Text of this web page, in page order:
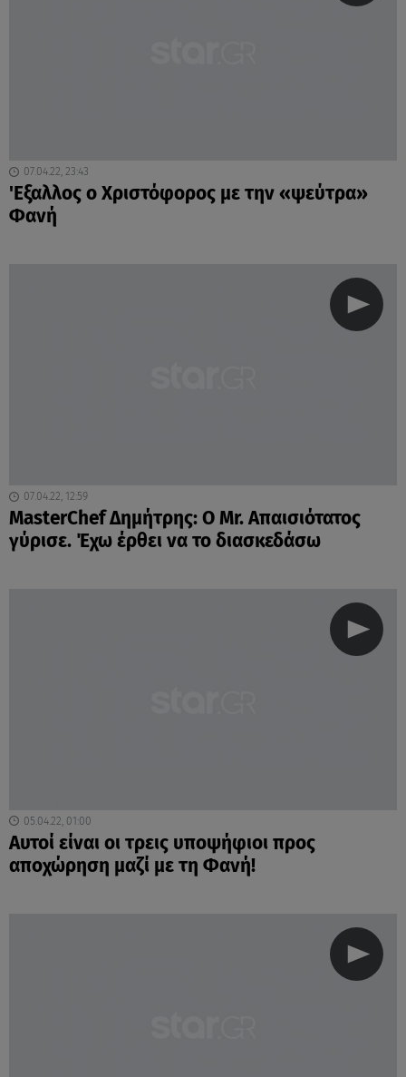
07.04.22, 23:43
'Εξαλλος ο Χριστόφορος με την «ψεύτρα»
Φανή
07.04.22, 12:59
MasterChef Δημήτρης: Ο Mr. Απαισιότατος
γύρισε. Έχω έρθει να το διασκεδάσω
05.04.22, 01:00
Αυτοί είναι οι τρεις υποψήφιοι προς
αποχώρηση μαζί με τη Φανή!